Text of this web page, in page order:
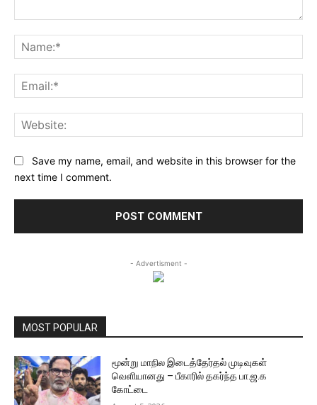
Save my name, email, and website in this browser for the
next time I comment.
- Advertisment -
MOST POPULAR
மூன்று மாநில இடைத்தேர்தல் முடிவுகள்
வெளியானது – பீகாரில் தகர்ந்த பா.ஜ.க
கோட்டை